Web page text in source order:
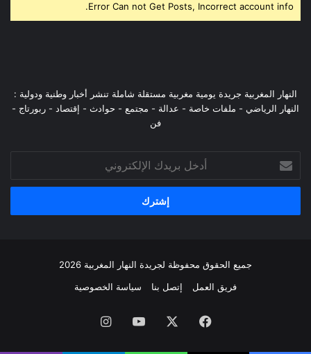
Error Can not Get Posts, Incorrect account info.
النهار المغربية جريدة يومية مغربية مستقلة شاملة تنشر أخبار وطنية ودولية :
النهار الرياضي - ملفات خاصة - عدالة - مجتمع - حوادث - إقتصاد - ربورتاج -
فن
أدخل
بريدك
الإلكتروني
جميع الحقوق محفوظة لجريدة النهار المغربية 2026
فريق العمل
إتصل بنا سياسة الخصوصية
فيسبوك ‫YouTube